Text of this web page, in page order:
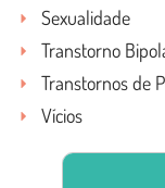
Sexualidade
Transtorno
Transtornos de
Vícios